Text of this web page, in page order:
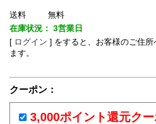
送料
無料
在庫状況： 3営業日
[ ログイン ] をすると、お客様のご住
ます。
クーポン：
3,000ポイント還元クー